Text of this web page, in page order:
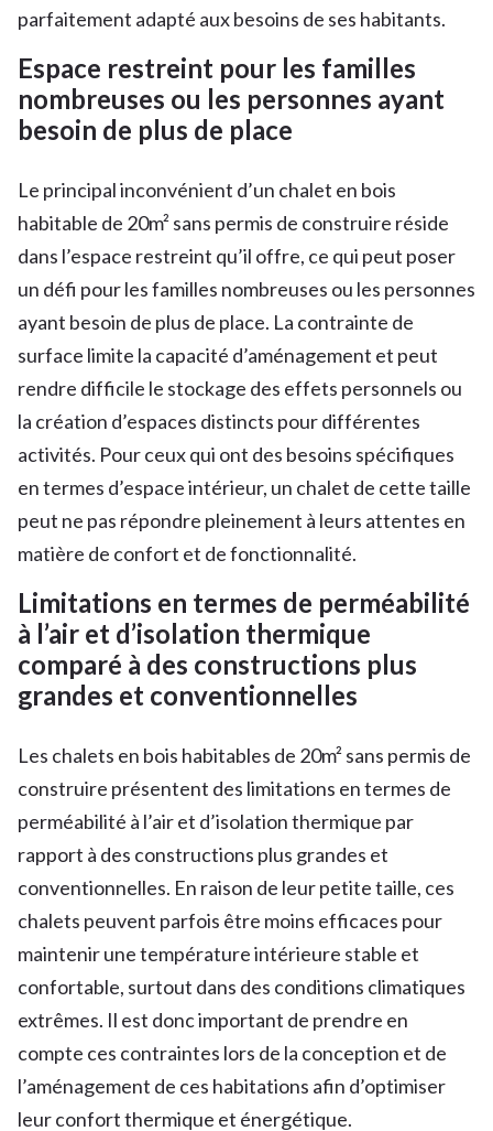
parfaitement adapté aux besoins de ses habitants.
Espace restreint pour les familles
nombreuses ou les personnes ayant
besoin de plus de place
Le principal inconvénient d’un chalet en bois
habitable de 20m² sans permis de construire réside
dans l’espace restreint qu’il offre, ce qui peut poser
un défi pour les familles nombreuses ou les personnes
ayant besoin de plus de place. La contrainte de
surface limite la capacité d’aménagement et peut
rendre difficile le stockage des effets personnels ou
la création d’espaces distincts pour différentes
activités. Pour ceux qui ont des besoins spécifiques
en termes d’espace intérieur, un chalet de cette taille
peut ne pas répondre pleinement à leurs attentes en
matière de confort et de fonctionnalité.
Limitations en termes de perméabilité
à l’air et d’isolation thermique
comparé à des constructions plus
grandes et conventionnelles
Les chalets en bois habitables de 20m² sans permis de
construire présentent des limitations en termes de
perméabilité à l’air et d’isolation thermique par
rapport à des constructions plus grandes et
conventionnelles. En raison de leur petite taille, ces
chalets peuvent parfois être moins efficaces pour
maintenir une température intérieure stable et
confortable, surtout dans des conditions climatiques
extrêmes. Il est donc important de prendre en
compte ces contraintes lors de la conception et de
l’aménagement de ces habitations afin d’optimiser
leur confort thermique et énergétique.